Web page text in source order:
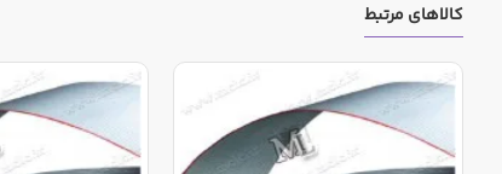
کالاهای مرتبط